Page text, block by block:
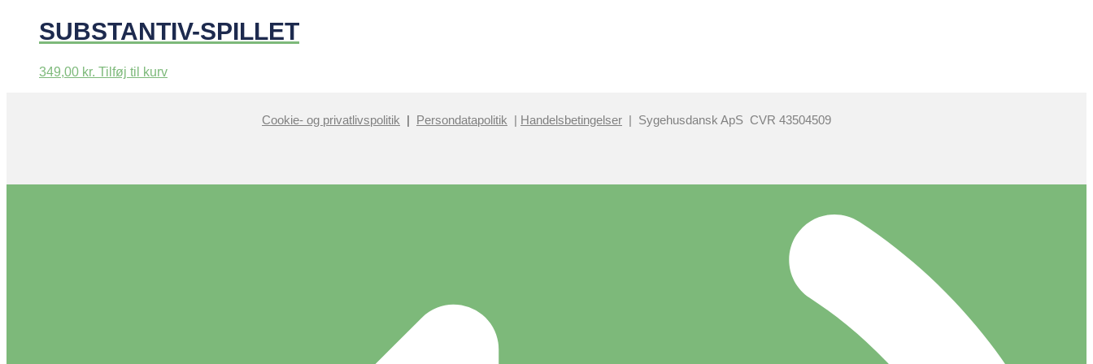
SUBSTANTIV-SPILLET
349,00 kr. Tilføj til kurv
Cookie- og privatlivspolitik | Persondatapolitik | Handelsbetingelser | Sygehusdansk ApS CVR 43504509